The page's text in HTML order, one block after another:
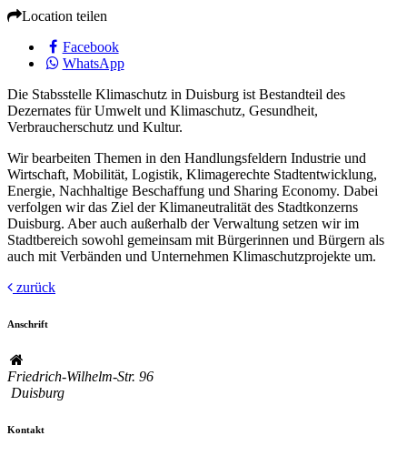
Location teilen
Facebook
WhatsApp
Die Stabsstelle Klimaschutz in Duisburg ist Bestandteil des
Dezernates für Umwelt und Klimaschutz, Gesundheit,
Verbraucherschutz und Kultur.
Wir bearbeiten Themen in den Handlungsfeldern Industrie und
Wirtschaft, Mobilität, Logistik, Klimagerechte Stadtentwicklung,
Energie, Nachhaltige Beschaffung und Sharing Economy. Dabei
verfolgen wir das Ziel der Klimaneutralität des Stadtkonzerns
Duisburg. Aber auch außerhalb der Verwaltung setzen wir im
Stadtbereich sowohl gemeinsam mit Bürgerinnen und Bürgern als
auch mit Verbänden und Unternehmen Klimaschutzprojekte um.
zurück
Anschrift
Friedrich-Wilhelm-Str. 96
Duisburg
Kontakt